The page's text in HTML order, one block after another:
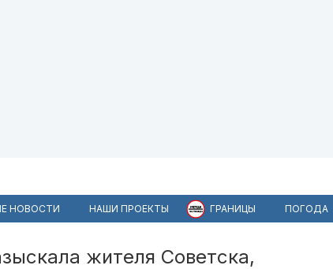
НОВОСТИ НАШИ ПРОЕКТЫ ГРАНИЦЫ ПОГОДА
жителя Советска,